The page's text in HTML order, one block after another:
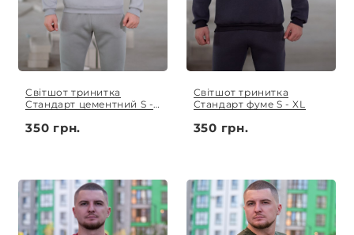
Світшот тринитка
Стандарт цементний S -
350 грн.
Світшот тринитка
Стандарт фуме S - XL
350 грн.